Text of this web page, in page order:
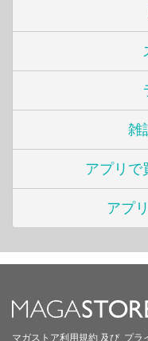
雑
アプリで
アプ
マガストア利用規約 及び プラ